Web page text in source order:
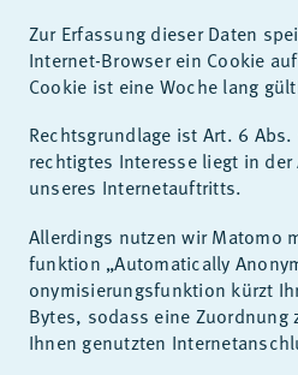
Zur Er­fas­sung die­ser Da­ten
In­ter­net-Brow­ser ein Coo­kie
Coo­kie ist eine Wo­che lang
Rechts­grund­la­ge ist Art. 6
rech­tig­tes In­ter­es­se liegt in
un­se­res In­ter­net­auf­tritts.
Al­ler­dings nut­zen wir Ma­to­mo
funk­ti­on „Au­to­ma­ti­cal­ly
ony­mi­sie­rungs­funk­ti­on kürzt
Bytes, so­dass eine Zu­ord­nung
Ih­nen ge­nutz­ten